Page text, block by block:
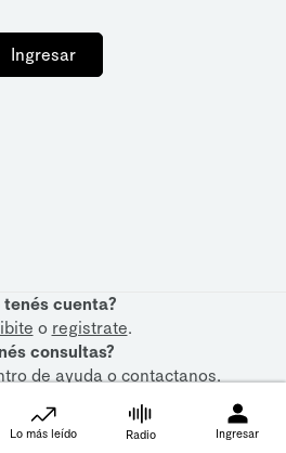
Ingresar
tenés cuenta?
o registrate.
consultas?
de ayudaocontactanos.
Lo más leído Radio Ingresar